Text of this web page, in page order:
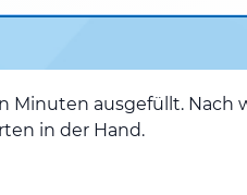
Minuten ausgefüllt. Nach
in der Hand.